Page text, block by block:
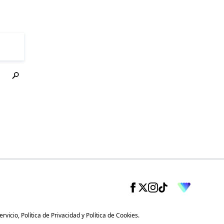
, Política de Privacidady Política de Cookies.